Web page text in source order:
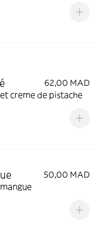
62,00 MAD
creme de pistache
50,00 MAD